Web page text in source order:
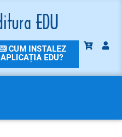
CUM INSTALEZ
APLICAȚIA EDU?